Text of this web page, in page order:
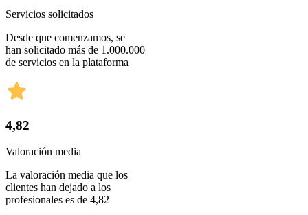
Servicios solicitados
Desde que comenzamos, se
han solicitado más de 1.000.000
de servicios en la plataforma
4,82
Valoración media
La valoración media que los
clientes han dejado a los
profesionales es de 4,82